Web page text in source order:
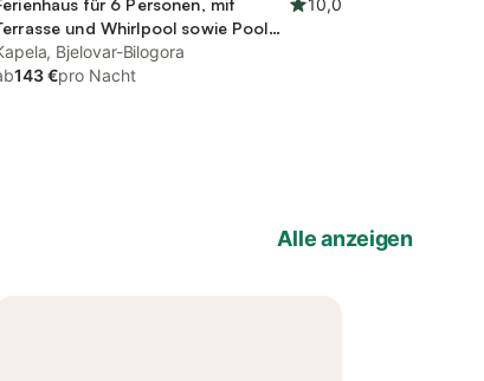
für 6 Personen, mit
und Whirlpool sowie Pool
Garten
10,0
Bjelovar-Bilogora
143 €pro Nacht
Alle anzeigen